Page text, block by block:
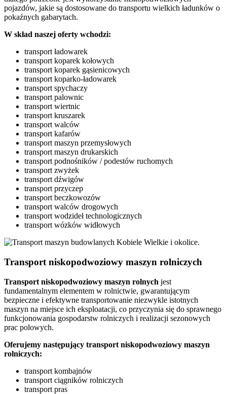
pojazdów, jakie są dostosowane do transportu wielkich ładunków o
pokaźnych gabarytach.
W skład naszej oferty wchodzi:
transport ładowarek
transport koparek kołowych
transport koparek gąsienicowych
transport koparko-ładowarek
transport spychaczy
transport palownic
transport wiertnic
transport kruszarek
transport walców
transport kafarów
transport maszyn przemysłowych
transport maszyn drukarskich
transport podnośników / podestów ruchomych
transport zwyżek
transport dźwigów
transport przyczep
transport beczkowozów
transport walców drogowych
transport wodzideł technologicznych
transport wózków widłowych
Transport niskopodwoziowy maszyn rolniczych
Transport niskopodwoziowy maszyn rolnych jest
fundamentalnym elementem w rolnictwie, gwarantującym
bezpieczne i efektywne transportowanie niezwykle istotnych
maszyn na miejsce ich eksploatacji, co przyczynia się do sprawnego
funkcjonowania gospodarstw rolniczych i realizacji sezonowych
prac polowych.
Oferujemy następujący transport niskopodwoziowy maszyn
rolniczych:
transport kombajnów
transport ciągników rolniczych
transport pras